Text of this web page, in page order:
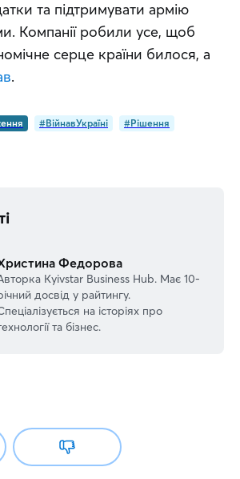
та підтримувати армію
Компанії робили усе, щоб
.
#ВійнавУкраїні
#Рішення
Федорова
Kyivstar Business Hub. Має 10-
досвід у райтингу.
на історіях про
та бізнес.